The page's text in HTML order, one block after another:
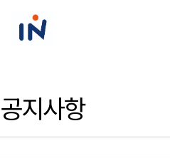
공지사항